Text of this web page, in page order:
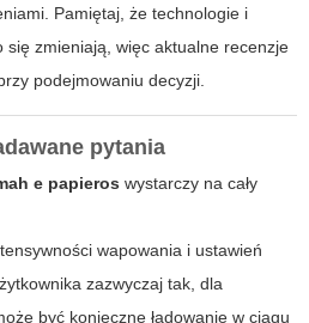
Pamiętaj, że technologie i
się zmieniają, więc aktualne recenzje
podejmowaniu decyzji.
pytania
e papieros wystarczy na cały
wapowania i ustawień
zazwyczaj tak, dla
być konieczne ładowanie w ciągu